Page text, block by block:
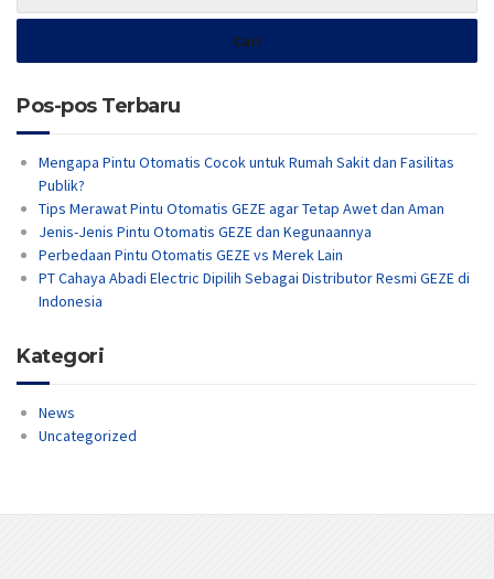
Pos-pos Terbaru
Mengapa Pintu Otomatis Cocok untuk Rumah Sakit dan Fasilitas
Publik?
Tips Merawat Pintu Otomatis GEZE agar Tetap Awet dan Aman
Jenis-Jenis Pintu Otomatis GEZE dan Kegunaannya
Perbedaan Pintu Otomatis GEZE vs Merek Lain
PT Cahaya Abadi Electric Dipilih Sebagai Distributor Resmi GEZE di
Indonesia
Kategori
News
Uncategorized